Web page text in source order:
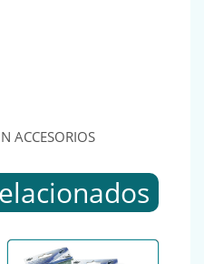
ACCESORIOS